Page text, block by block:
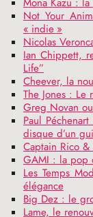
Not Your
« indie »
Nicolas
Ian Chippett,
Life”
Cheever, la
The Jones : Le
Greg Novan
Paul
disque d’un
Captain Rico
GAMI : la pop
Les Temps
élégance
Big Dez : le
Lame, le